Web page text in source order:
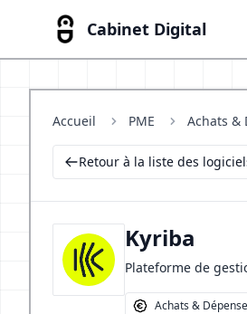
Cabinet Digital
Accueil PME Achats &
Retour à la liste des
Kyriba
Plateforme de
Achats &